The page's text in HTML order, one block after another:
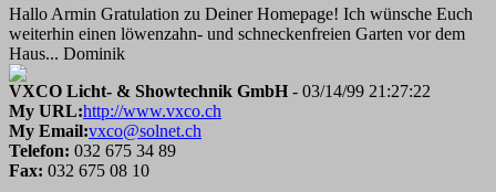
Hallo Armin Gratulation zu Deiner Homepage! Ich wünsche Euch
weiterhin einen löwenzahn- und schneckenfreien Garten vor dem
Haus... Dominik
VXCO Licht- & Showtechnik GmbH - 03/14/99 21:27:22
My URL:http://www.vxco.ch
My Email:vxco@solnet.ch
Telefon: 032 675 34 89
Fax: 032 675 08 10